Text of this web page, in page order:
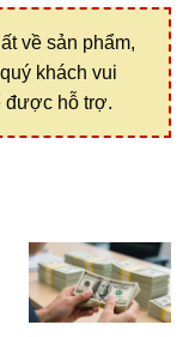
về sản phẩm,
khách vui
được hỗ trợ.